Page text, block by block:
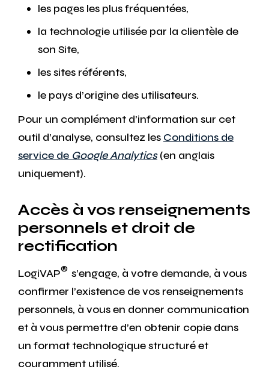
les pages les plus fréquentées,
la technologie utilisée par la clientèle de
son Site,
les sites référents,
le pays d’origine des utilisateurs.
Pour un complément d’information sur cet
outil d’analyse, consultez les Conditions de
service de Google Analytics(en anglais
uniquement).
Accès à vos renseignements
personnels et droit de
rectification
LogiVAP® s’engage, à votre demande, à vous
confirmer l’existence de vos renseignements
personnels, à vous en donner communication
et à vous permettre d’en obtenir copie dans
un format technologique structuré et
couramment utilisé.